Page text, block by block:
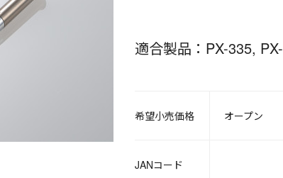
適合製品：PX-335,
希望小売価格 オープン
JANコード